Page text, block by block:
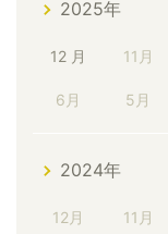
2025年
12 月 11月
6月 5月
2024年
12月 11月